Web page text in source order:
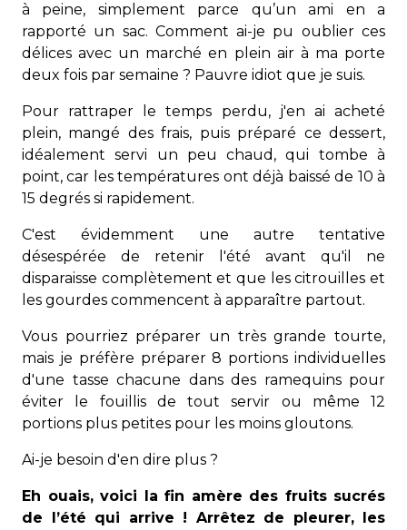
à peine, simplement parce qu’un ami en a
rapporté un sac. Comment ai-je pu oublier ces
délices avec un marché en plein air à ma porte
deux fois par semaine ? Pauvre idiot que je suis.
Pour rattraper le temps perdu, j'en ai acheté
plein, mangé des frais, puis préparé ce dessert,
idéalement servi un peu chaud, qui tombe à
point, car les températures ont déjà baissé de 10 à
15 degrés si rapidement.
C'est évidemment une autre tentative
désespérée de retenir l'été avant qu'il ne
disparaisse complètement et que les citrouilles et
les gourdes commencent à apparaître partout.
Vous pourriez préparer un très grande tourte,
mais je préfère préparer 8 portions individuelles
d'une tasse chacune dans des ramequins pour
éviter le fouillis de tout servir ou même 12
portions plus petites pour les moins gloutons.
Ai-je besoin d'en dire plus ?
Eh ouais, voici la fin amère des fruits sucrés
de l’été qui arrive ! Arrêtez de pleurer, les